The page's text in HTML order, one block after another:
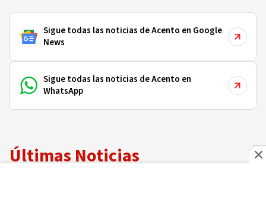
Sigue todas las noticias de Acento en Google
News
Sigue todas las noticias de Acento en
WhatsApp